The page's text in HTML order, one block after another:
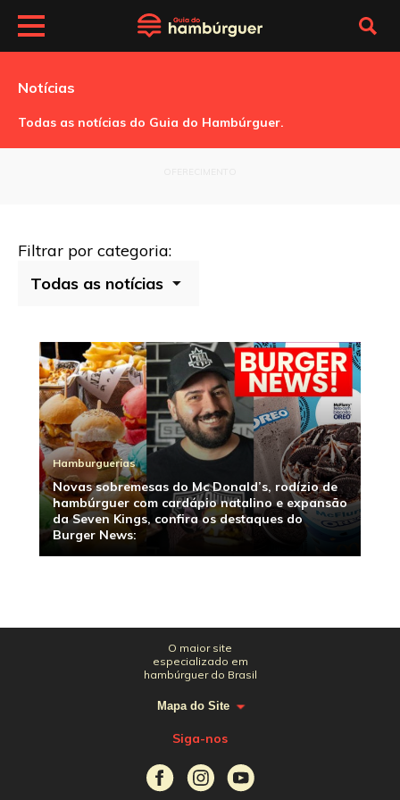
Notícias
Todas as notícias do Guia do Hambúrguer.
Filtrar por categoria:
Hamburguerias
Novas sobremesas do Mc Donald’s, rodízio de
hambúrguer com cardápio natalino e expansão
da Seven Kings, confira os destaques do
Burger News:
O maior site
especializado em
hambúrguer do Brasil
Mapa do Site
Siga-nos